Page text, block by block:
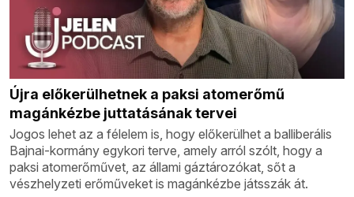
Újra előkerülhetnek a paksi atomerőmű
magánkézbe juttatásának tervei
Jogos lehet az a félelem is, hogy előkerülhet a balliberális
Bajnai-kormány egykori terve, amely arról szólt, hogy a
paksi atomerőművet, az állami gáztározókat, sőt a
vészhelyzeti erőműveket is magánkézbe játsszák át.